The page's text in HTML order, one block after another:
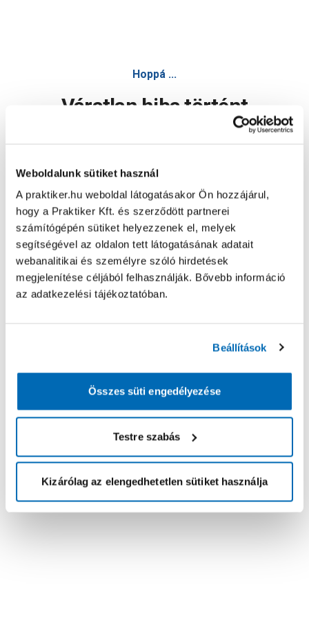
Weboldalunk sütiket használ
A praktiker.hu weboldal látogatásakor Ön hozzájárul,
hogy a Praktiker Kft. és szerződött partnerei
számítógépén sütiket helyezzenek el, melyek
segítségével az oldalon tett látogatásának adatait
webanalitikai és személyre szóló hirdetések
megjelenítése céljából felhasználják. Bővebb információ
az adatkezelési tájékoztatóban.
Beállítások
Összes süti engedélyezése
Testre szabás
Kizárólag az elengedhetetlen sütiket használja
Hoppá ...
Váratlan hiba történt
Oldal újratöltése